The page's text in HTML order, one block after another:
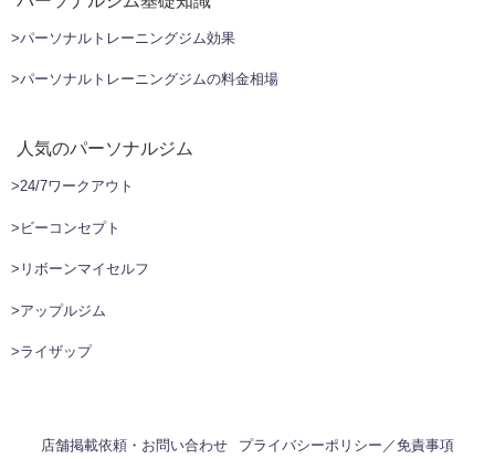
>パーソナルトレーニングジム効果
>パーソナルトレーニングジムの料金相場
人気のパーソナルジム
>24/7ワークアウト
>ビーコンセプト
>リボーンマイセルフ
>アップルジム
>ライザップ
店舗掲載依頼・お問い合わせ プライバシーポリシー／免責事項